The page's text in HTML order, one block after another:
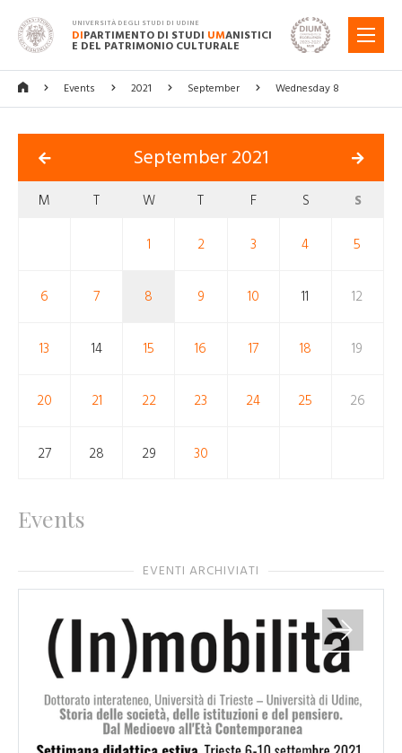
UNIVERSITÀ DEGLI STUDI DI UDINE
DIPARTIMENTO DI STUDI UMANISTICI
E DEL PATRIMONIO CULTURALE
MENU
Events 2021 September Wednesday 8
September 2021
M T W T F S S
1 2 3 4 5
6 7 8 9 10 11 12
13 14 15 16 17 18 19
20 21 22 23 24 25 26
27 28 29 30
Events
EVENTI ARCHIVIATI